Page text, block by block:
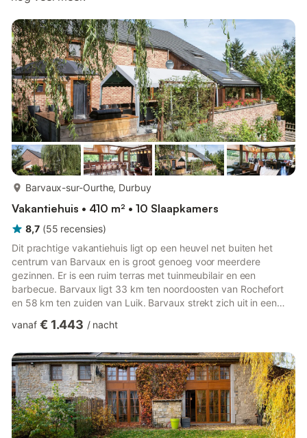
Barvaux-sur-Ourthe, Durbuy
Vakantiehuis • 410 m² • 10 Slaapkamers
8,7 (55 recensies)
Dit prachtige vakantiehuis ligt op een heuvel net buiten het
centrum van Barvaux en is groot genoeg voor meerdere
gezinnen. Er is een ruim terras met tuinmeubilair en een
barbecue. Barvaux ligt 33 km ten noordoosten van Rochefort
en 58 km ten zuiden van Luik. Barvaux strekt zich uit in een
een rotsachtige heuvel tussen Bomal en Durbuy. De stad heeft
middeleeuwse toren Tour de Diable, diverse kalkstenen huizen
uit de 17e en 18e eeuw en de geplooide rots langs de Ourthe.
Het huis...
vanaf € 1.443 / nacht